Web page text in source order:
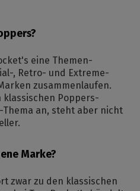
eine Themen-
, Retro- und Extreme-
zusammenlaufen.
klassischen Poppers-
Thema an, steht aber nicht
Marke?
zwar zu den klassischen